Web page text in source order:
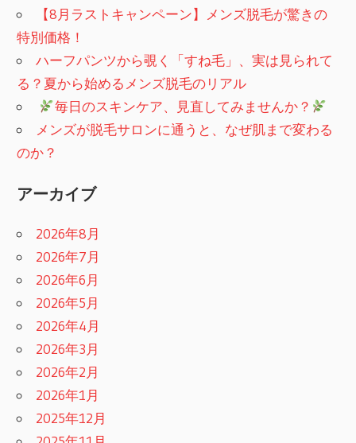
【8月ラストキャンペーン】メンズ脱毛が驚きの
特別価格！
ハーフパンツから覗く「すね毛」、実は見られて
る？夏から始めるメンズ脱毛のリアル
毎日のスキンケア、見直してみませんか？
メンズが脱毛サロンに通うと、なぜ肌まで変わる
のか？
アーカイブ
2026年8月
2026年7月
2026年6月
2026年5月
2026年4月
2026年3月
2026年2月
2026年1月
2025年12月